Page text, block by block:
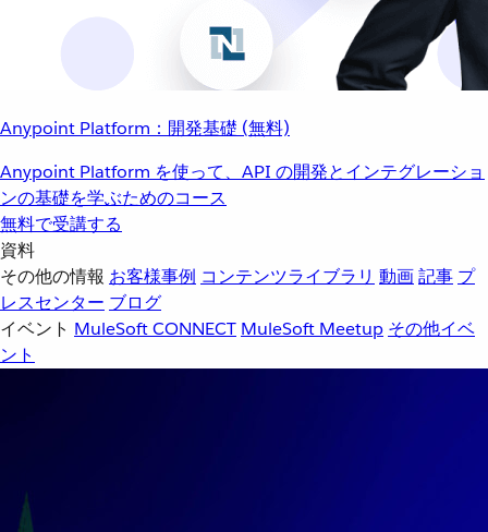
Anypoint Platform：開発基礎 (無料)
Anypoint Platform を使って、API の開発とインテグレーショ
ンの基礎を学ぶためのコース
無料で受講する
資料
その他の情報 お客様事例 コンテンツライブラリ 動画記事 プ
レスセンター ブログ
イベント MuleSoft CONNECT MuleSoft Meetup その他イベ
ント